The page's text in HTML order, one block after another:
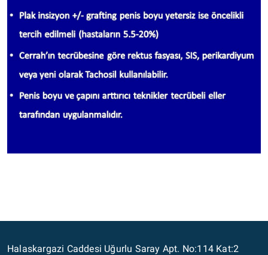
Halaskargazi Caddesi Uğurlu Saray Apt. No:114 Kat:2